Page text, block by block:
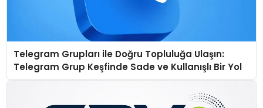
Telegram Grupları ile Doğru Topluluğa Ulaşın:
Telegram Grup Keşfinde Sade ve Kullanışlı Bir Yol